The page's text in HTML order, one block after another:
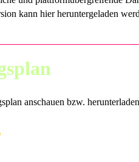
kann hier heruntergeladen
anschauen bzw.